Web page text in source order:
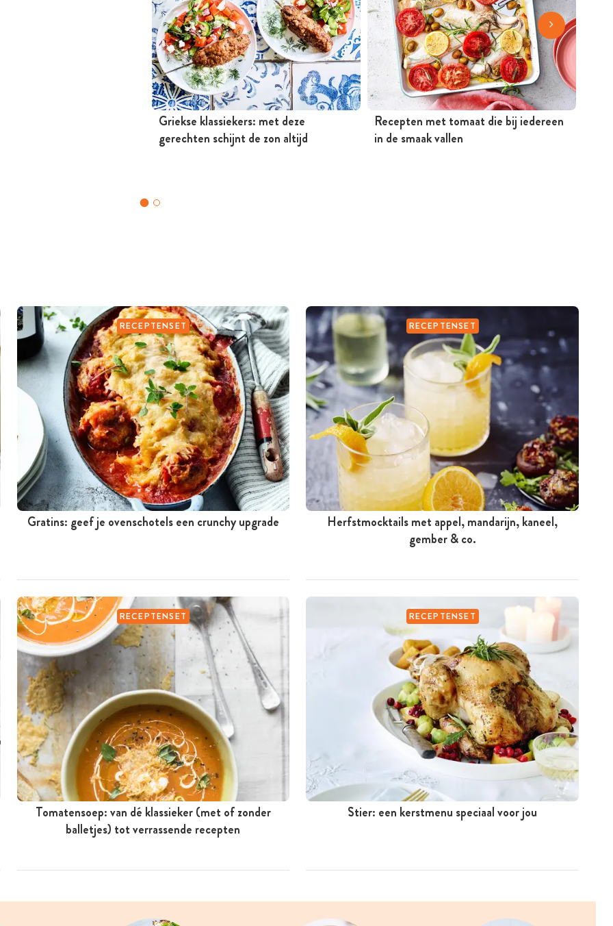
Griekse klassiekers: met deze
gerechten schijnt de zon altijd
Recepten met tomaat die bij iedereen
in de smaak vallen
RECEPTENSET
Gratins: geef je ovenschotels een crunchy upgrade
RECEPTENSET
Herfstmocktails met appel, mandarijn, kaneel,
gember & co.
RECEPTENSET
Tomatensoep: van dé klassieker (met of zonder
balletjes) tot verrassende recepten
RECEPTENSET
Stier: een kerstmenu speciaal voor jou